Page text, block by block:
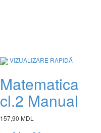
VIZUALIZARE RAPIDĂ
Matematica
cl.2 Manual
157,90 MDL